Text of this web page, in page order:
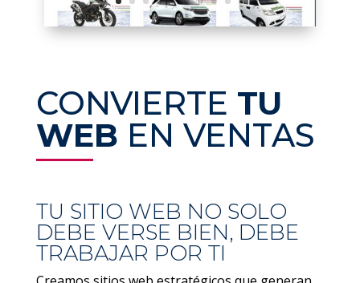
CONVIERTE TU
WEB EN VENTAS
TU SITIO WEB NO SOLO
DEBE VERSE BIEN, DEBE
TRABAJAR POR TI